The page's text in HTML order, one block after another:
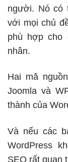
người. Nó có
với mọi chủ
phù hợp cho
nhân.
Hai mã
Joomla và
thành của
Và nếu các
WordPress
SEO rất quan